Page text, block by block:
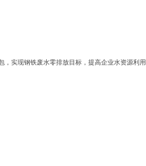
，实现钢铁废水零排放目标，提高企业水资源利用